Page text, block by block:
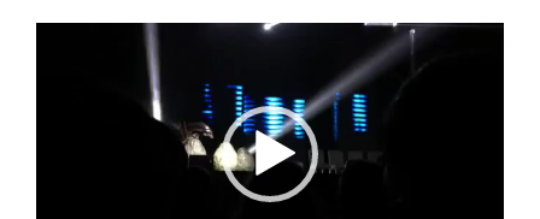
Reproductor